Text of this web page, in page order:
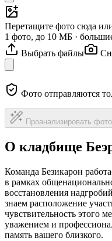
Перетащите фото сюда
1 фото, до 10 МБ ·
Выбрать файлы
Фото отправляются
Проанализировать фото
О кладбище
Команда Безикарон
в рамках
восстановления
знаем расположение
чувствительность этого
уважением и
память вашего близкого.